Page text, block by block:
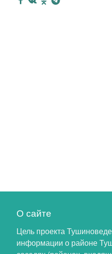
О сайте
Цель проекта
информации о районе